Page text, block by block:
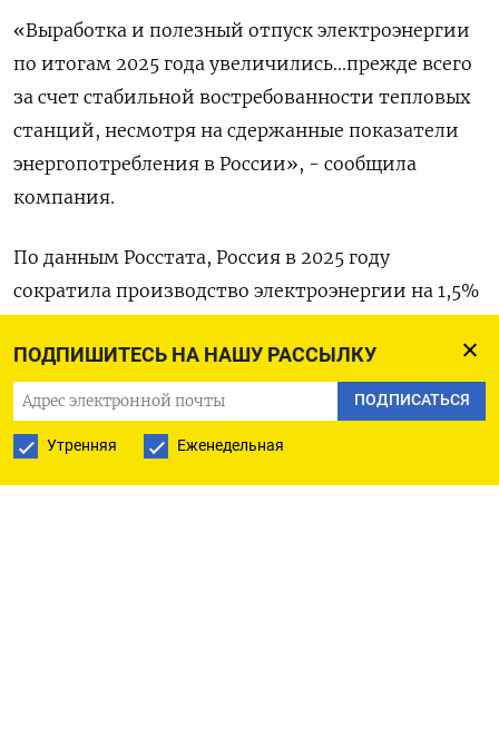
ПОДПИШИТЕСЬ НА НАШУ РАССЫЛКУ
ПОДПИСАТЬСЯ
Утренняя Еженедельная
«Выработка и полезный отпуск электроэнергии
по ​итогам ​2025 года ‌увеличились...прежде всего ​
за счет стабильной востребованности тепловых
станций, несмотря на сдержанные показатели
энергопотребления в России», - сообщила
компания.
По данным ​Росстата, ⁠Россия в 2025 году
сократила производство ‌электроэнергии на ‌1,5%
Лырчикова)
ПОДПИСАТЬСЯ НА ТЕЛЕГРАМ